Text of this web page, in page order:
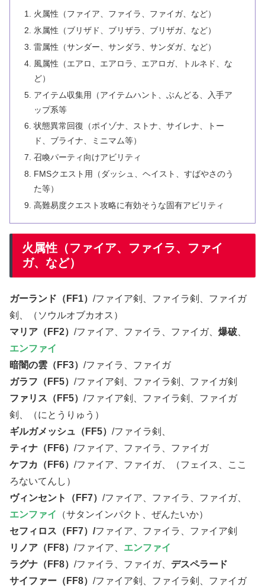
火属性（ファイア、ファイラ、ファイガ、など）
氷属性（ブリザド、ブリザラ、ブリザガ、など）
雷属性（サンダー、サンダラ、サンダガ、など）
風属性（エアロ、エアロラ、エアロガ、トルネド、な
ど）
アイテム収集用（アイテムハント、ぶんどる、入手ア
ップ系等
状態異常回復（ポイゾナ、ストナ、サイレナ、トー
ド、ブライナ、ミニマム等）
召喚パーティ向けアビリティ
FMSクエスト用（ダッシュ、ヘイスト、すばやさのう
た等）
高難易度クエスト攻略に有効そうな固有アビリティ
火属性（ファイア、ファイラ、ファイ
ガ、など）
ガーランド（FF1） /ファイア剣、ファイラ剣、ファイガ
剣、（ソウルオブカオス）
マリア（FF2） /ファイア、ファイラ、ファイガ、 爆破
エンファイ
暗闇の雲（FF3） /ファイラ、ファイガ
ガラフ（FF5） /ファイア剣、ファイラ剣、ファイガ剣
ファリス（FF5） /ファイア剣、ファイラ剣、ファイガ
剣、（にとうりゅう）
ギルガメッシュ（FF5） /ファイラ剣、
ティナ（FF6） /ファイア、ファイラ、ファイガ
ケフカ（FF6） /ファイア、ファイガ、（フェイス、ここ
ろないてんし）
ヴィンセント（FF7） /ファイア、ファイラ、ファイガ、
エンファイ
（サタンインパクト、ぜんたいか）
セフィロス（FF7）/ファイア、ファイラ、ファイア剣
リノア（FF8） /ファイア、 エンファイ
ラグナ（FF8） /ファイラ、ファイガ、 デスペラード
サイファー（FF8） /ファイア剣、ファイラ剣、ファイガ